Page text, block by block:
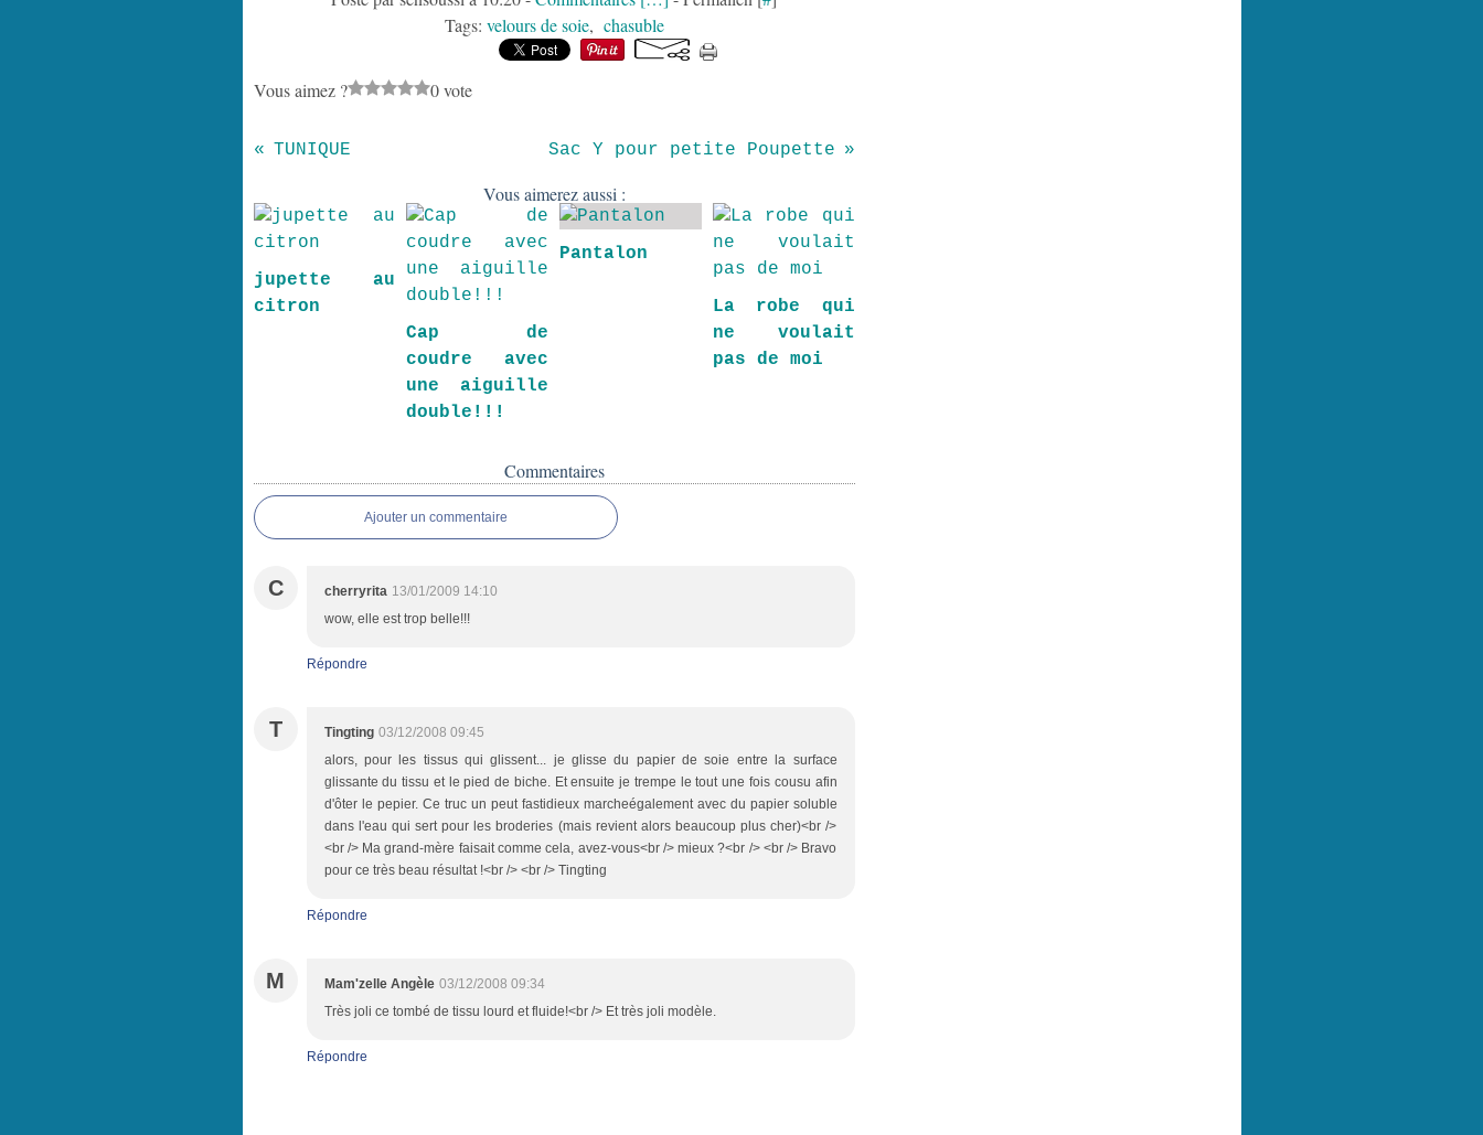
Tags: velours de soie, chasuble
Vous aimez ? 0 vote
TUNIQUE Sac Y pour petite Poupette
Vous aimerez aussi :
jupette au
citron
Cap de
coudre avec
une aiguille
double!!!
Pantalon
La robe qui
ne voulait
pas de moi
Commentaires
Ajouter un commentaire
C cherryrita 13/01/2009 14:10
wow, elle est trop belle!!!
Répondre
T Tingting 03/12/2008 09:45
alors, pour les tissus qui glissent... je glisse du papier de soie entre la surface
glissante du tissu et le pied de biche. Et ensuite je trempe le tout une fois cousu afin
d'ôter le pepier. Ce truc un peut fastidieux marcheégalement avec du papier soluble
dans l'eau qui sert pour les broderies (mais revient alors beaucoup plus cher)<br />
<br /> Ma grand-mère faisait comme cela, avez-vous<br /> mieux ?<br /> <br /> Bravo
pour ce très beau résultat !<br /> <br /> Tingting
Répondre
M Mam'zelle Angèle 03/12/2008 09:34
Très joli ce tombé de tissu lourd et fluide!<br /> Et très joli modèle.
Répondre